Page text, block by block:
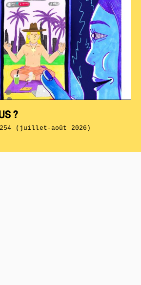
?
(juillet-août 2026)